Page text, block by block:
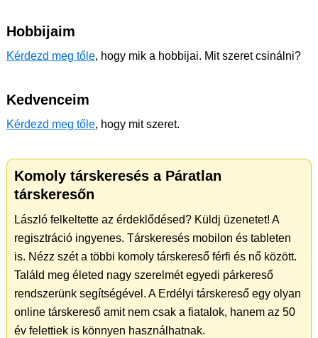
Hobbijaim
Kérdezd meg tőle, hogy mik a hobbijai. Mit szeret csinálni?
Kedvenceim
Kérdezd meg tőle, hogy mit szeret.
Komoly társkeresés a Páratlan
társkeresőn
László felkeltette az érdeklődésed? Küldj üzenetet! A
regisztráció ingyenes. Társkeresés mobilon és tableten
is. Nézz szét a többi komoly társkereső férfi és nő között.
Találd meg életed nagy szerelmét egyedi párkereső
rendszerünk segítségével. A Erdélyi társkereső egy olyan
online társkereső amit nem csak a fiatalok, hanem az 50
év felettiek is könnyen használhatnak.